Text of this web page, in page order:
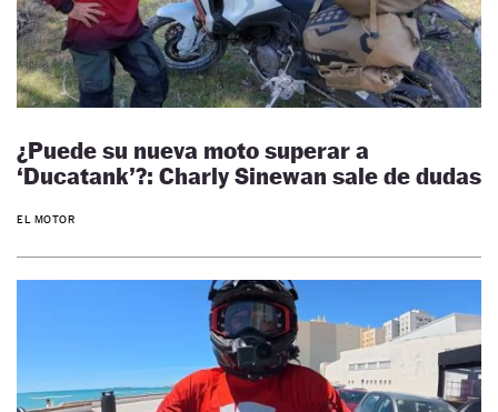
¿Puede su nueva moto superar a
‘Ducatank’?: Charly Sinewan sale de dudas
EL MOTOR